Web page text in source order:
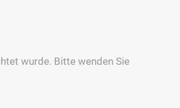
wurde. Bitte wenden Sie